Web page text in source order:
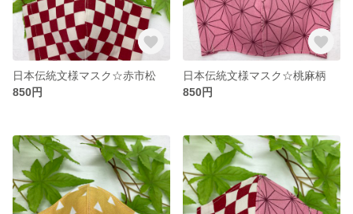
日本伝統文様マスク☆赤市松
850円
日本伝統文様マスク☆桃麻柄
850円